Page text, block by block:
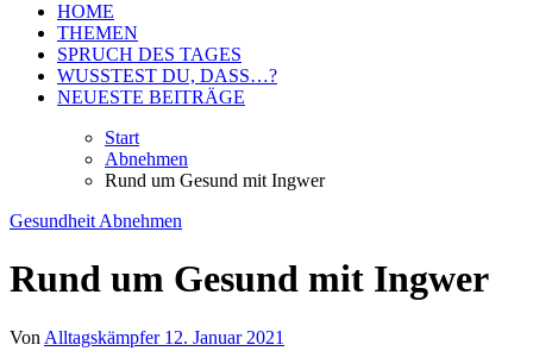
HOME
THEMEN
SPRUCH DES TAGES
WUSSTEST DU, DASS…?
NEUESTE BEITRÄGE
Start
Abnehmen
Rund um Gesund mit Ingwer
Gesundheit Abnehmen
Rund um Gesund mit Ingwer
Von Alltagskämpfer 12. Januar 2021